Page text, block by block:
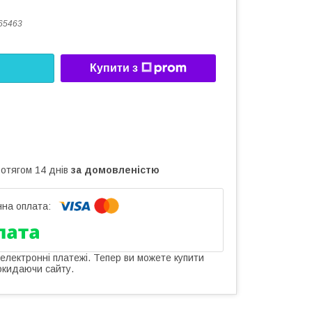
Купити з
14 днів за домовленістю
платежі. Тепер ви можете купити
сайту.